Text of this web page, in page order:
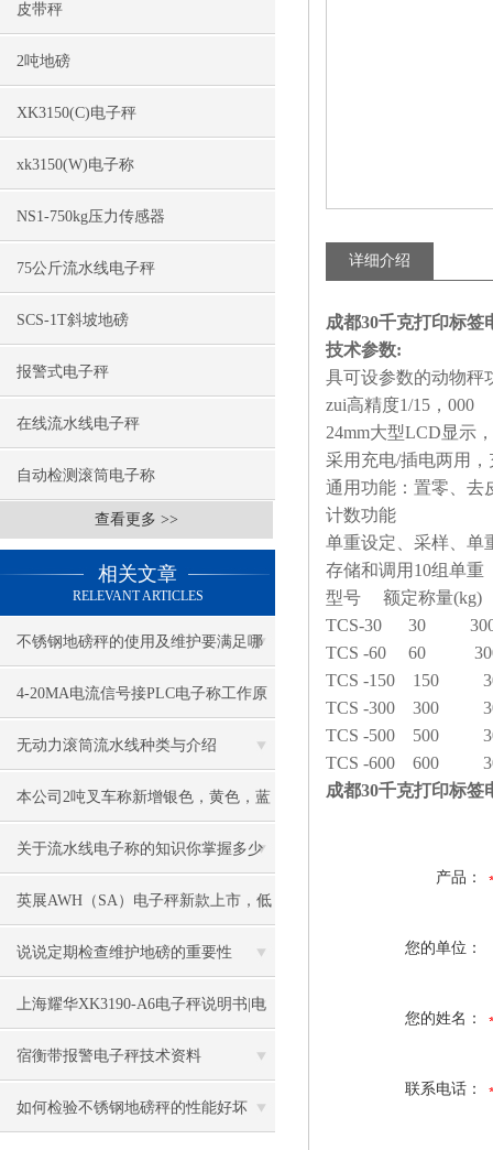
皮带秤
2吨地磅
XK3150(C)电子秤
xk3150(W)电子称
NS1-750kg压力传感器
75公斤流水线电子秤
SCS-1T斜坡地磅
报警式电子秤
在线流水线电子秤
自动检测滚筒电子称
查看更多 >>
相关文章
RELEVANT ARTICLES
不锈钢地磅秤的使用及维护要满足哪
些要求
4-20MA电流信号接PLC电子称工作原
理
无动力滚筒流水线种类与介绍
本公司2吨叉车称新增银色，黄色，蓝
色，黑色可选
关于流水线电子称的知识你掌握多少
英展AWH（SA）电子秤新款上市，低
价冲市场
说说定期检查维护地磅的重要性
上海耀华XK3190-A6电子秤说明书|电
子秤|电子叉车称|磅秤
宿衡带报警电子秤技术资料
如何检验不锈钢地磅秤的性能好坏
详细介绍
成都30千克打印标签
技术参数:
具可设参数的动物秤
zui高精度1/15 ， 000
24mm大型LCD显示
采用充电/插电两用
通用功能：置零、去
计数功能
单重设定、采样、单
存储和调用 10组单重
型号
额定称量
TCS-30 30 3000/
TCS -60 60
TCS -150 150
TCS -300 300
TCS -500 500
TCS -600 600
成都30千克打印标签
产品：
您的单位：
您的姓名：
联系电话：